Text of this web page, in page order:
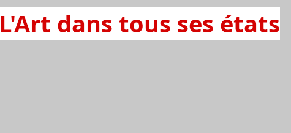
L'Art dans tous ses états